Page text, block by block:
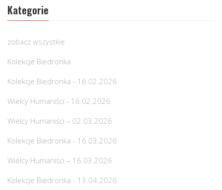
Kategorie
zobacz wszystkie
Kolekcje Biedronka
Kolekcje Biedronka - 16.02.2026
Wielcy Humaniści - 16.02.2026
Wielcy Humaniści – 02.03.2026
Kolekcje Biedronka - 16.03.2026
Wielcy Humaniści – 16.03.2026
Kolekcje Biedronka - 13.04.2026